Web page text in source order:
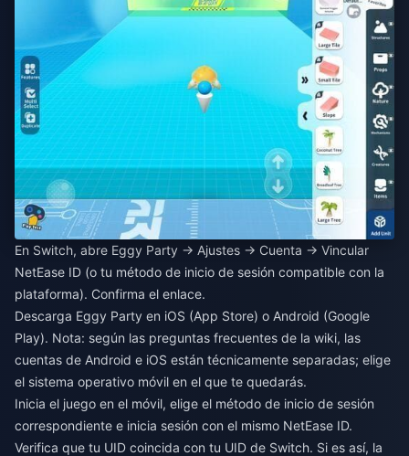
En Switch, abre Eggy Party → Ajustes → Cuenta → Vincular
NetEase ID (o tu método de inicio de sesión compatible con la
plataforma). Confirma el enlace.
Descarga Eggy Party en iOS (App Store) o Android (Google
Play). Nota: según las preguntas frecuentes de la wiki, las
cuentas de Android e iOS están técnicamente separadas; elige
el sistema operativo móvil en el que te quedarás.
Inicia el juego en el móvil, elige el método de inicio de sesión
correspondiente e inicia sesión con el mismo NetEase ID.
Verifica que tu UID coincida con tu UID de Switch. Si es así, la